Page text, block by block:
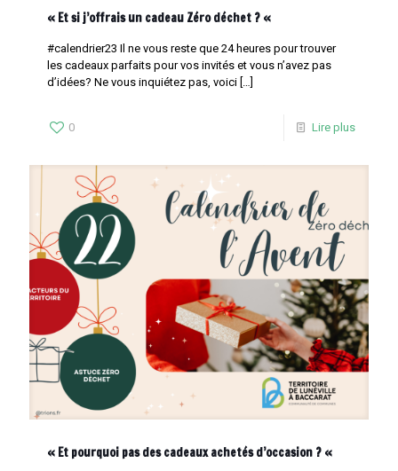
« Et si j’offrais un cadeau Zéro déchet ? «
#calendrier23 Il ne vous reste que 24 heures pour trouver
les cadeaux parfaits pour vos invités et vous n’avez pas
d’idées? Ne vous inquiétez pas, voici […]
0 Lire plus
« Et pourquoi pas des cadeaux achetés d’occasion ? «